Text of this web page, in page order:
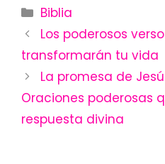
Categories
Biblia
Los poderosos
transformarán tu vida
La promesa de
Oraciones poderosas
respuesta divina